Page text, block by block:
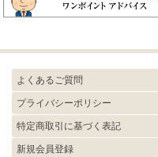
よくあるご質問
プライバシーポリシー
特定商取引に基づく表記
新規会員登録